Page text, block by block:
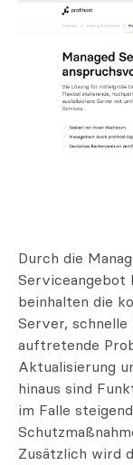
Durch die
Serviceangebot
beinhalten die
Server, schnelle
auftretende
Aktualisierung
hinaus sind
im Falle
Zusätzlich wird